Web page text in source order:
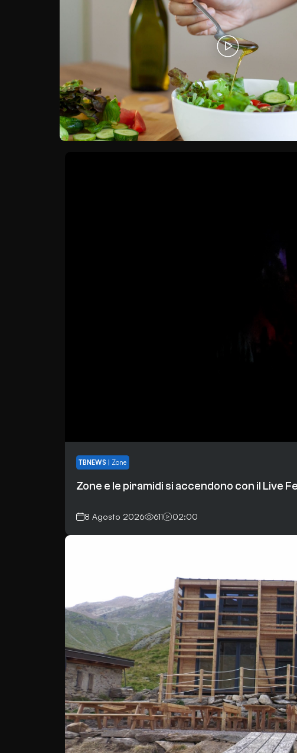
TBNEWS Zone
Zone e le piramidi si accendono con il Live
8 Agosto 2026 611 02:00